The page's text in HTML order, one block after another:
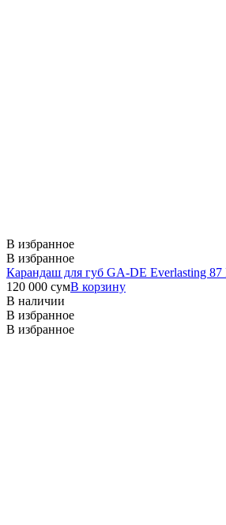
В избранное
В избранное
Карандаш для губ GA-DE Everlasting 87
120 000 сумВ корзину
В наличии
В избранное
В избранное